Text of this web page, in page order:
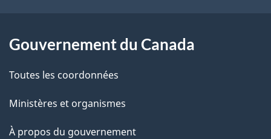
Gouvernement du Canada
Toutes les coordonnées
Ministères et organismes
À propos du gouvernement